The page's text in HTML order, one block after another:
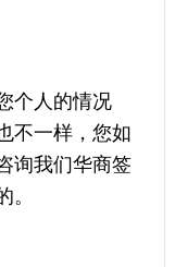
个人的情况
不一样，您如
询我们华商签
。